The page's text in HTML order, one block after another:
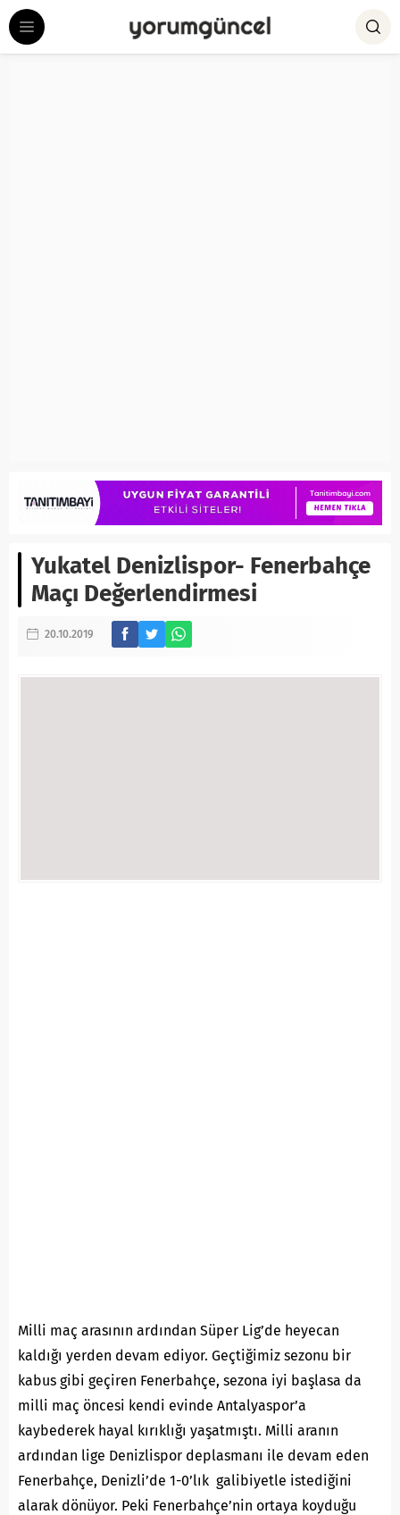
Yukatel Denizlispor- Fenerbahçe
Maçı Değerlendirmesi
20.10.2019
Milli maç arasının ardından Süper Lig’de heyecan
kaldığı yerden devam ediyor. Geçtiğimiz sezonu bir
kabus gibi geçiren Fenerbahçe, sezona iyi başlasa da
milli maç öncesi kendi evinde Antalyaspor’a
kaybederek hayal kırıklığı yaşatmıştı. Milli aranın
ardından lige Denizlispor deplasmanı ile devam eden
Fenerbahçe, Denizli’de 1-0’lık galibiyetle istediğini
alarak dönüyor. Peki Fenerbahçe’nin ortaya koyduğu